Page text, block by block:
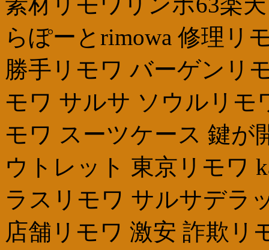
らぽーとrimowa 修理リ
勝手リモワ バーゲンリ
モワ サルサ ソウルリモ
モワ スーツケース 鍵が
ウトレット 東京リモワ
ラスリモワ サルサデラ
店舗リモワ 激安 詐欺リ